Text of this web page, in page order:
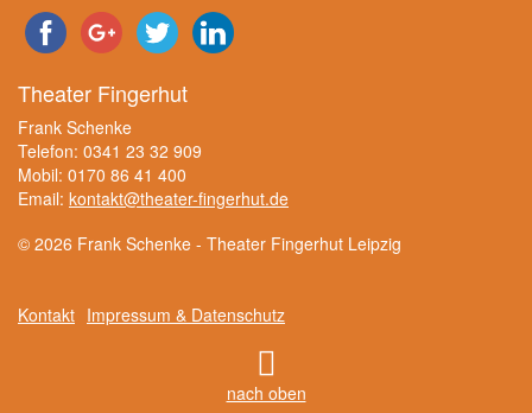
Theater Fingerhut
Frank Schenke
Telefon: 0341 23 32 909
Mobil: 0170 86 41 400
Email: kontakt@theater-fingerhut.de
© 2026 Frank Schenke - Theater Fingerhut Leipzig
Kontakt Impressum & Datenschutz
nach oben